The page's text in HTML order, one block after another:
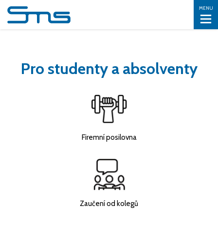
MENU
Pro studenty a absolventy
Firemní posilovna
Zaučení od kolegů